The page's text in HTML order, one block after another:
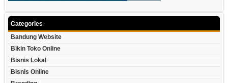
Categories
Bandung Website
Bikin Toko Online
Bisnis Lokal
Bisnis Online